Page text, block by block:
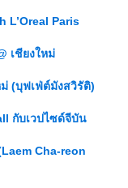
L’Oreal Paris
เชียงใหม่
(บุฟเฟ่ต์มังสวิรัติ)
กับเวปไซด์จีบัน
Cha-reon